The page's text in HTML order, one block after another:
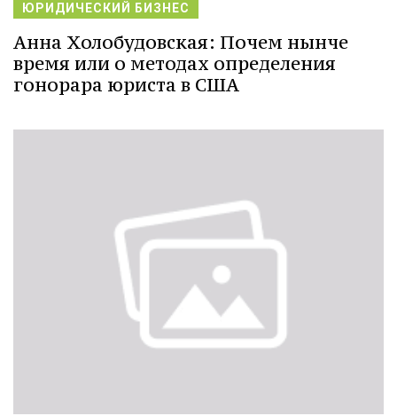
ЮРИДИЧЕСКИЙ БИЗНЕС
Анна Холобудовская: Почем нынче
время или о методах определения
гонорара юриста в США